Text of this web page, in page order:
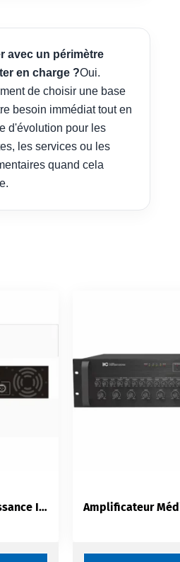
avec un périmètre
en charge ?Oui.
de choisir une base
besoin immédiat tout en
d'évolution pour les
les services ou les
quand cela
Amplificateur de Puissance ITC T-2S60 | 2×60W Classe D | 2 Canaux Rack 1U